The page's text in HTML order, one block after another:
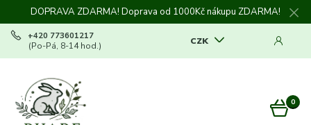
DOPRAVA ZDARMA! Doprava od 1000Kč nákupu ZDARMA!
CZK
+420 773601217
(Po-Pá, 8-14 hod.)
0